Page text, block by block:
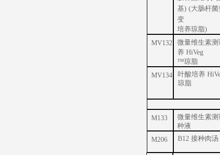
基) (大肠杆菌
变
培养琼脂)
MV132
微量维生素测
养 HiVeg
™琼脂
MV134
叶酸培养
琼脂
M133
微量维生素测
种液
M206
B12 接种肉汤